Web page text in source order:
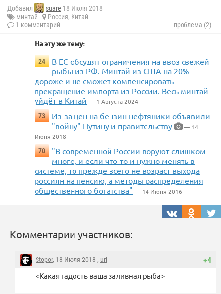
Добавил suare 18 Июля 2018
минтай
Россия, Китай
1 комментарий
проблема (2)
На эту же тему:
24
В ЕС обсудят ограничения на ввоз свежей
рыбы из РФ. Минтай из США на 20%
дороже и не сможет компенсировать
прекращение импорта из России. Весь минтай
уйдёт в Китай — 1 Августа 2024
73
Из-за цен на бензин нефтяники объявили
"войну" Путину и правительству
— 14
Июня 2018
70
"В современной России воруют слишком
много, и если что-то и нужно менять в
системе, то прежде всего не возраст выхода
россиян на пенсию, а методы распределения
общественного богатства" — 14 Июня 2016
Комментарии участников:
+4
Stopor, 18 Июля 2018 , url
<Какая гадость ваша заливная рыба>